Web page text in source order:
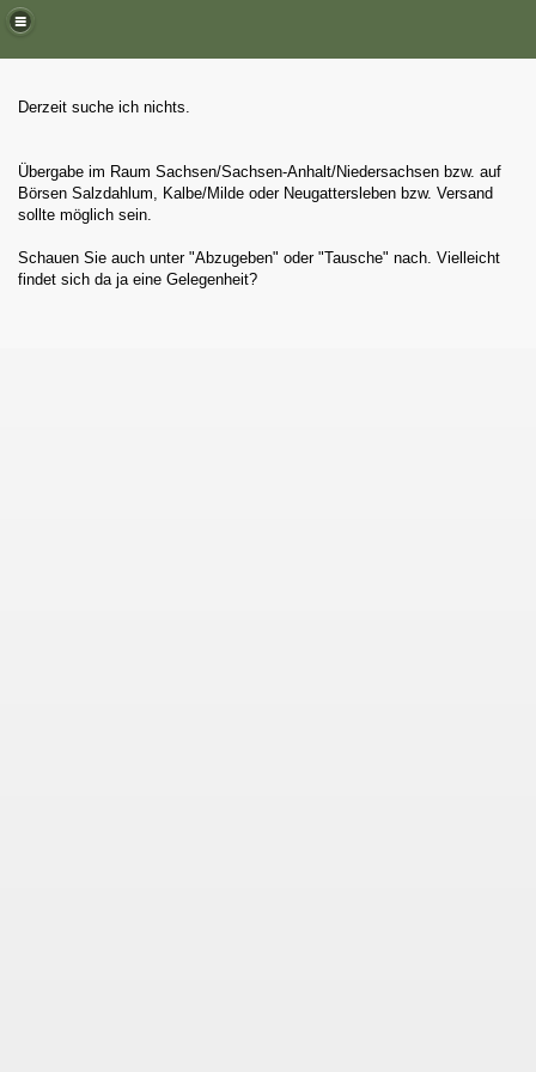
Derzeit suche ich nichts.
Übergabe im Raum Sachsen/Sachsen-Anhalt/Niedersachsen bzw. auf
Börsen Salzdahlum, Kalbe/Milde oder Neugattersleben bzw. Versand
sollte möglich sein.
Schauen Sie auch unter "Abzugeben" oder "Tausche" nach. Vielleicht
findet sich da ja eine Gelegenheit?